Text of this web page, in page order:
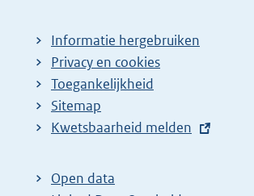
Informatie hergebruiken
Privacy en cookies
Toegankelijkheid
Sitemap
E
t
Kwetsbaarheid melden
Open data